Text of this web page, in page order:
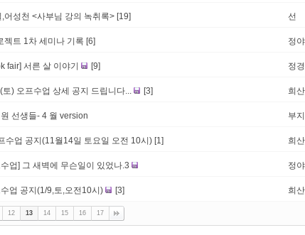
어성천 <사부님 강의 녹취록> [19] 선
젝트 1차 세미나 기록 [6] 정야
fair] 서른 살 이야기 [9] 정
) 오프수업 상세 공지 드립니다... [3] 희산
선생들- 4 월 version 부
수업 공지(11월14일 토요일 오전 10시) [1] 희산
업] 그 새벽에 무슨일이 있었나.3 정야
업 공지(1/9,토,오전10시) [3] 희산
12 13 14 15 16 17